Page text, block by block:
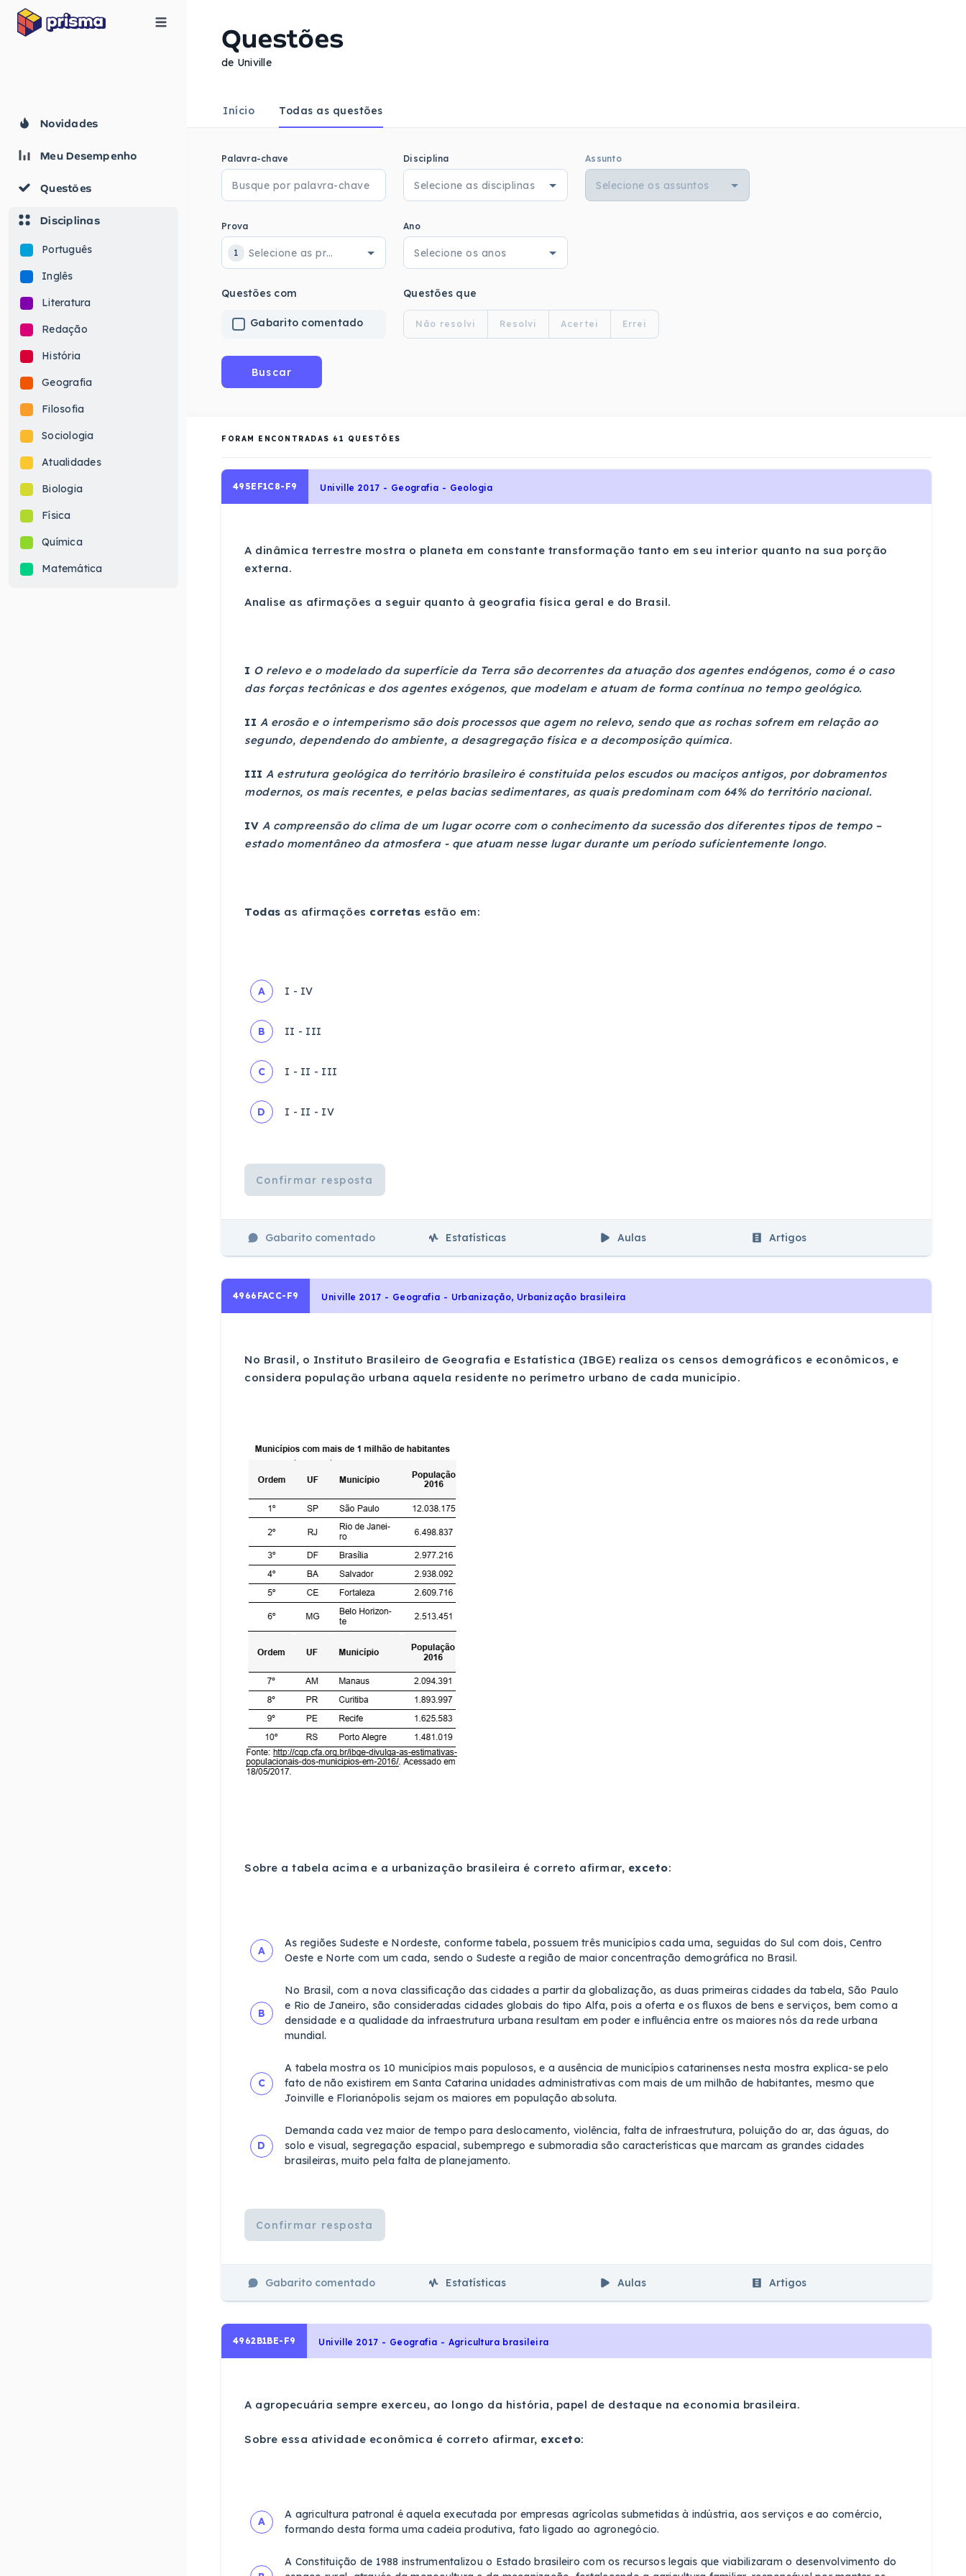
Novidades
Meu Desempenho
Questões
Disciplinas
Português
Inglês
Literatura
Redação
História
Geografia
Filosofia
Sociologia
Atualidades
Biologia
Física
Química
Matemática
Questões
de Univille
Início Todas as questões
Palavra-chave Disciplina Assunto
Prova
1
Ano
Questões com
Gabarito comentado
Questões que
Não resolvi Resolvi Acertei Errei
Buscar
FORAM ENCONTRADAS 61 QUESTÕES
495EF1C8-F9 Univille 2017 - Geografia - Geologia
A dinâmica terrestre mostra o planeta em constante transformação tanto em seu interior quanto na sua porção
externa.
Analise as afirmações a seguir quanto à geografia física geral e do Brasil.
I O relevo e o modelado da superfície da Terra são decorrentes da atuação dos agentes endógenos, como é o caso
das forças tectônicas e dos agentes exógenos, que modelam e atuam de forma contínua no tempo geológico.
II A erosão e o intemperismo são dois processos que agem no relevo, sendo que as rochas sofrem em relação ao
segundo, dependendo do ambiente, a desagregação física e a decomposição química.
III A estrutura geológica do território brasileiro é constituída pelos escudos ou maciços antigos, por dobramentos
modernos, os mais recentes, e pelas bacias sedimentares, as quais predominam com 64% do território nacional.
IV A compreensão do clima de um lugar ocorre com o conhecimento da sucessão dos diferentes tipos de tempo –
estado momentâneo da atmosfera - que atuam nesse lugar durante um período suficientemente longo.
Todas as afirmações corretas estão em:
A I - IV
B II - III
C I - II - III
D I - II - IV
Confirmar resposta
Gabarito comentado Estatísticas Aulas Artigos
4966FACC-F9 Univille 2017 - Geografia - Urbanização, Urbanização brasileira
No Brasil, o Instituto Brasileiro de Geografia e Estatística (IBGE) realiza os censos demográficos e econômicos, e
considera população urbana aquela residente no perímetro urbano de cada município.
Sobre a tabela acima e a urbanização brasileira é correto afirmar, exceto:
A
As regiões Sudeste e Nordeste, conforme tabela, possuem três municípios cada uma, seguidas do Sul com dois, Centro
Oeste e Norte com um cada, sendo o Sudeste a região de maior concentração demográfica no Brasil.
B
No Brasil, com a nova classificação das cidades a partir da globalização, as duas primeiras cidades da tabela, São Paulo
e Rio de Janeiro, são consideradas cidades globais do tipo Alfa, pois a oferta e os fluxos de bens e serviços, bem como a
densidade e a qualidade da infraestrutura urbana resultam em poder e influência entre os maiores nós da rede urbana
mundial.
C
A tabela mostra os 10 municípios mais populosos, e a ausência de municípios catarinenses nesta mostra explica-se pelo
fato de não existirem em Santa Catarina unidades administrativas com mais de um milhão de habitantes, mesmo que
Joinville e Florianópolis sejam os maiores em população absoluta.
D
Demanda cada vez maior de tempo para deslocamento, violência, falta de infraestrutura, poluição do ar, das águas, do
solo e visual, segregação espacial, subemprego e submoradia são características que marcam as grandes cidades
brasileiras, muito pela falta de planejamento.
Confirmar resposta
Gabarito comentado Estatísticas Aulas Artigos
4962B1BE-F9 Univille 2017 - Geografia - Agricultura brasileira
A agropecuária sempre exerceu, ao longo da história, papel de destaque na economia brasileira.
Sobre essa atividade econômica é correto afirmar, exceto:
A
A agricultura patronal é aquela executada por empresas agrícolas submetidas à indústria, aos serviços e ao comércio,
formando desta forma uma cadeia produtiva, fato ligado ao agronegócio.
A Constituição de 1988 instrumentalizou o Estado brasileiro com os recursos legais que viabilizaram o desenvolvimento do